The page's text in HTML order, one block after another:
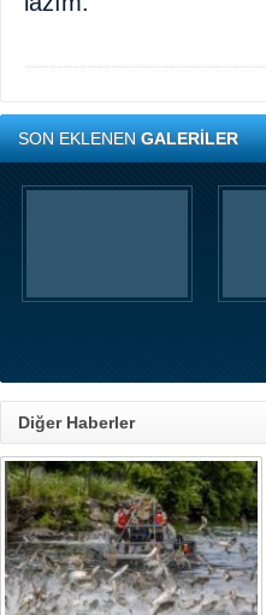
SON EKLENENGALERİLER
Diğer Haberler